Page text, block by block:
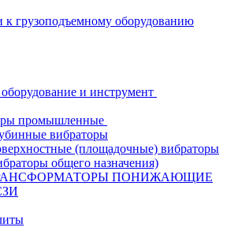
к грузоподъемному оборудованию
и инструмент
промышленные
вибраторы
(площадочные) вибраторы
общего назначения)
ПОНИЖАЮЩИЕ